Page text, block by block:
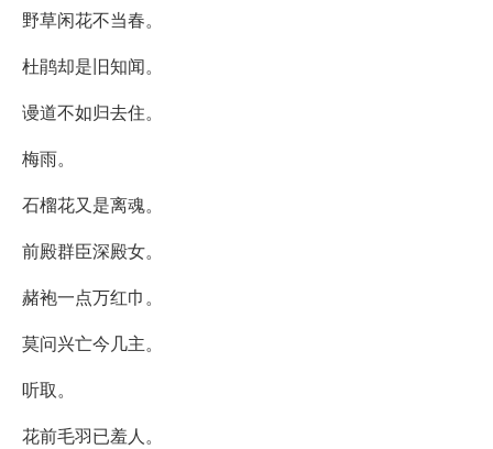
野草闲花不当春。
杜鹃却是旧知闻。
谩道不如归去住。
梅雨。
石榴花又是离魂。
前殿群臣深殿女。
赭袍一点万红巾。
莫问兴亡今几主。
听取。
花前毛羽已羞人。